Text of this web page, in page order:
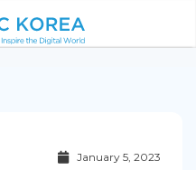
the opening tag:
January 5, 2023